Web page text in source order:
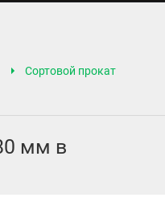
Сортовой прокат
мм в